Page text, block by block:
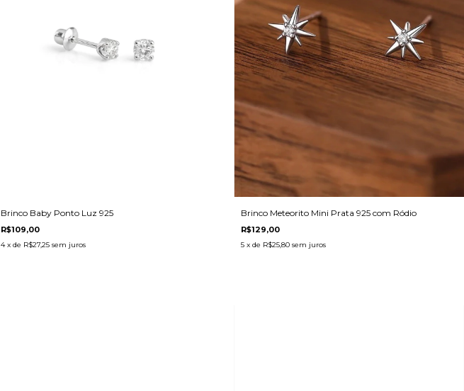
Brinco Baby Ponto Luz 925
R$109,00
4 x de R$27,25 sem juros
Brinco Meteorito Mini Prata 925 com Ródio
R$129,00
5 x de R$25,80 sem juros